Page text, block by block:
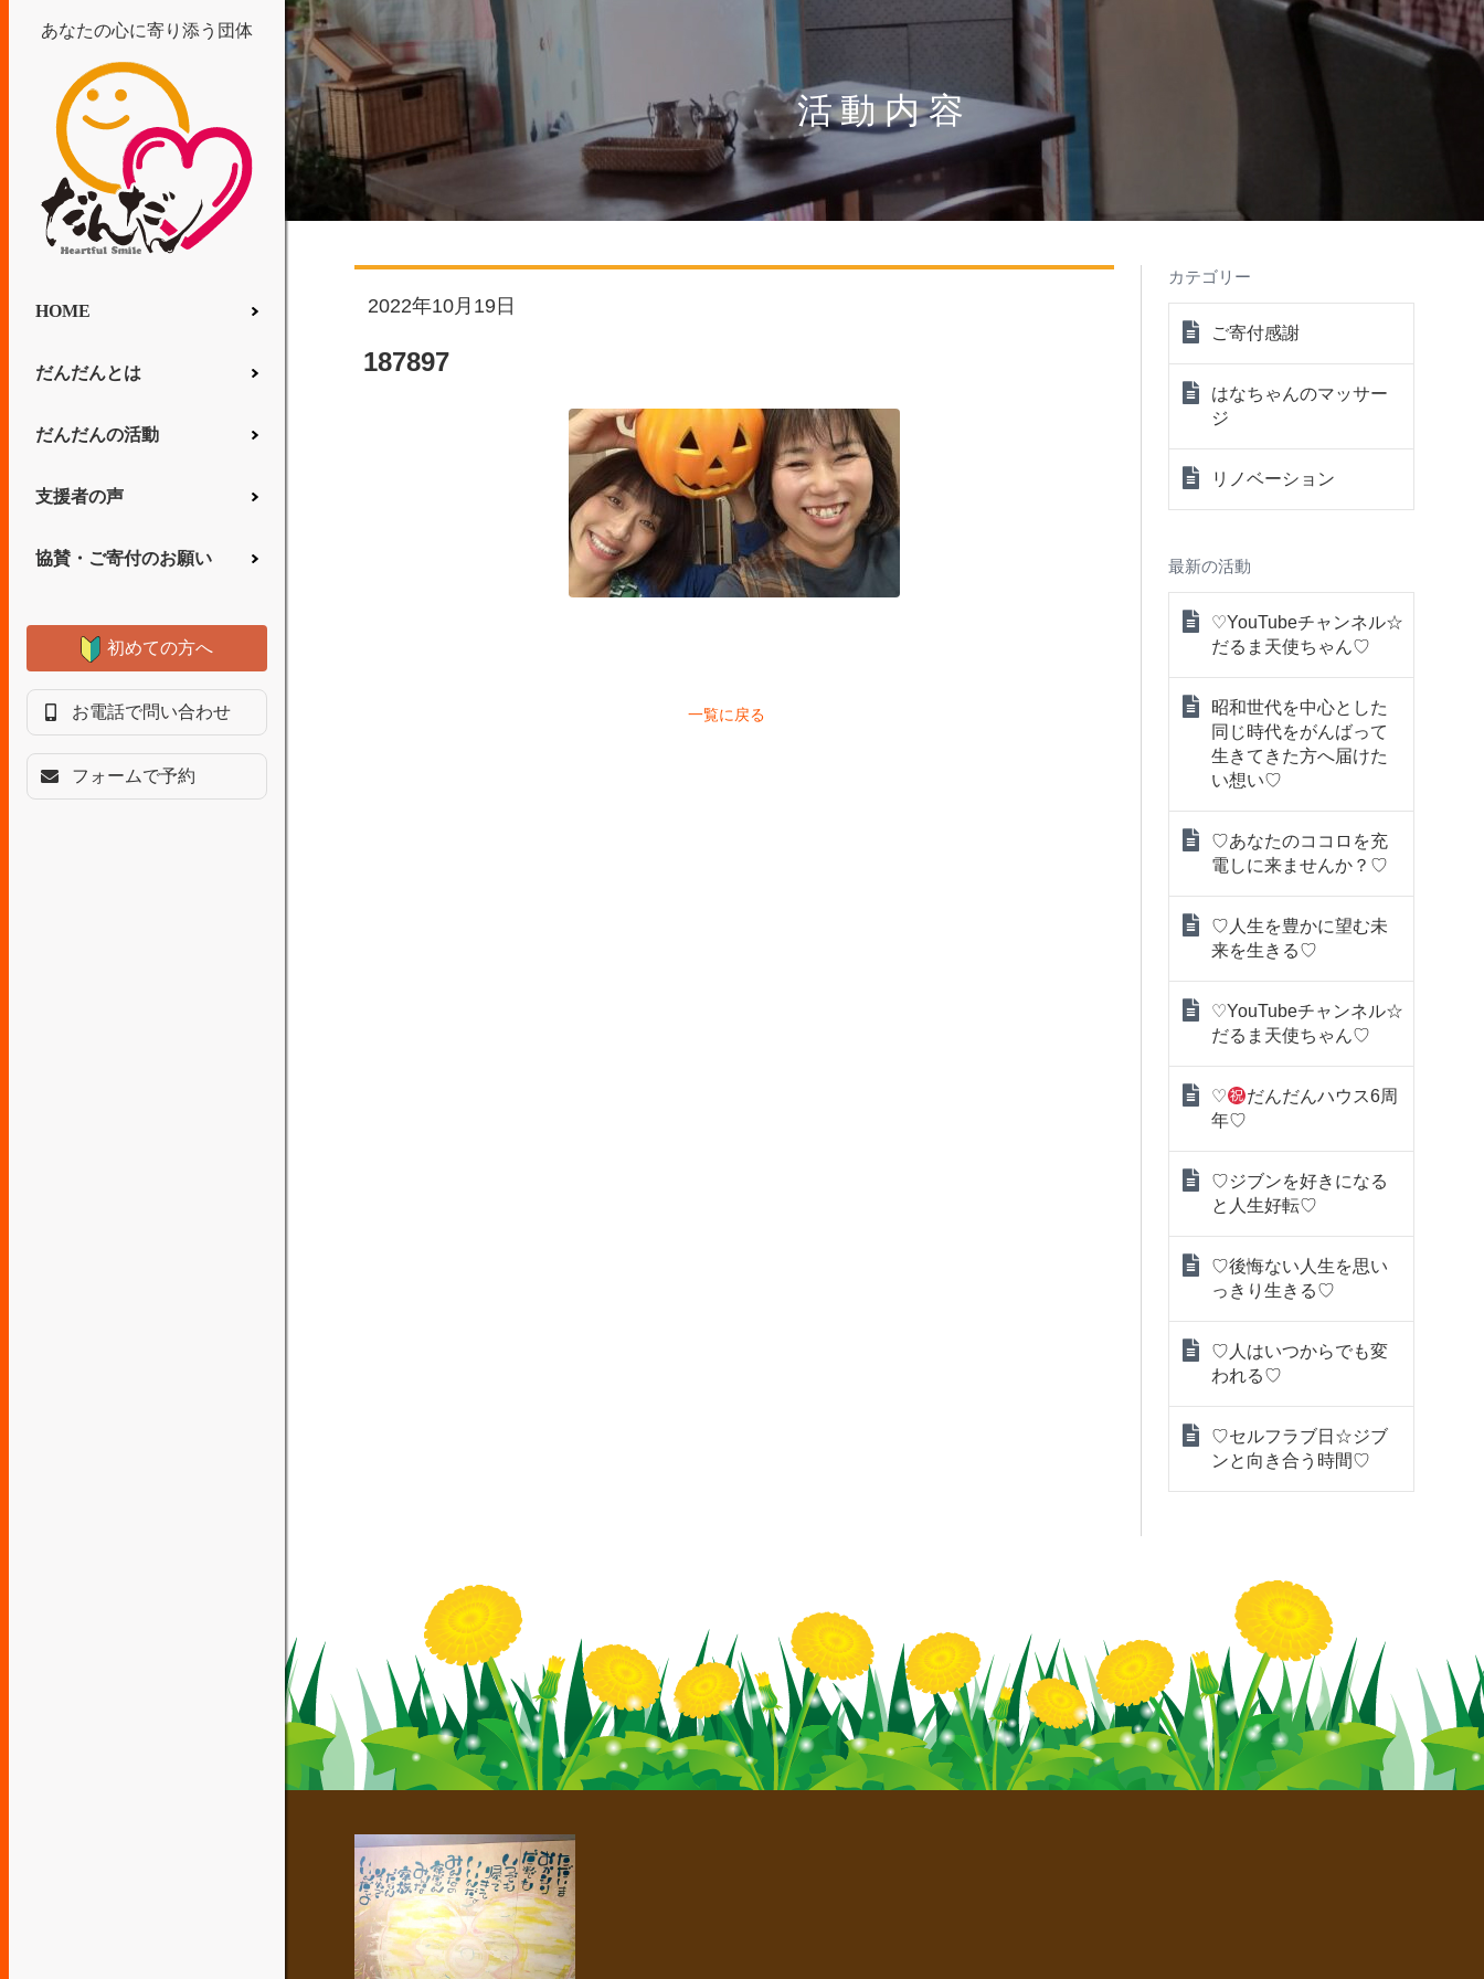
あなたの心に寄り添う団体
HOME
だんだんとは
だんだんの活動
支援者の声
協賛・ご寄付のお願い
初めての方へ
お電話で問い合わせ
フォームで予約
活動内容
2022年10月19日
187897
一覧に戻る
カテゴリー
ご寄付感謝
はなちゃんのマッサー
ジ
リノベーション
最新の活動
♡YouTubeチャンネル☆
だるま天使ちゃん♡
昭和世代を中心とした
同じ時代をがんばって
生きてきた方へ届けた
い想い♡
♡あなたのココロを充
電しに来ませんか？♡
♡人生を豊かに望む未
来を生きる♡
♡YouTubeチャンネル☆
だるま天使ちゃん♡
♡
だんだんハウス6周
年♡
♡ジブンを好きになる
と人生好転♡
♡後悔ない人生を思い
っきり生きる♡
♡人はいつからでも変
われる♡
♡セルフラブ日☆ジブ
ンと向き合う時間♡